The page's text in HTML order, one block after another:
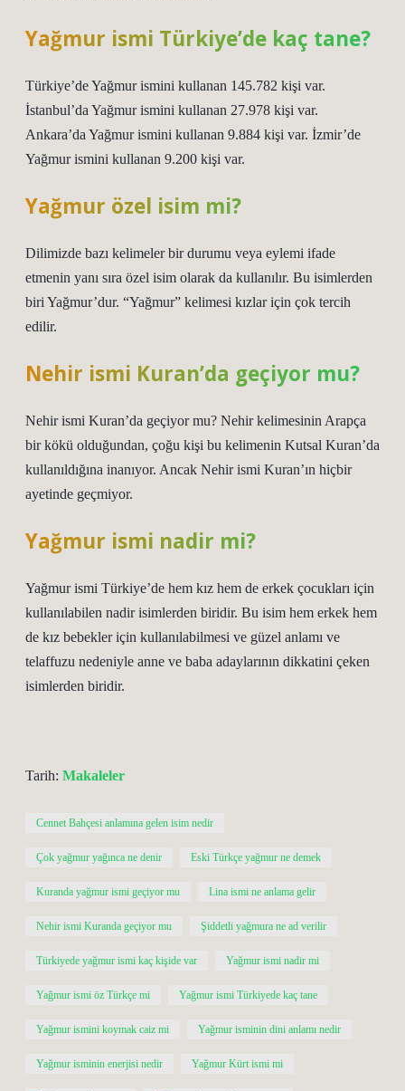
Yağmur ismi Türkiye’de kaç tane?
Türkiye’de Yağmur ismini kullanan 145.782 kişi var.
İstanbul’da Yağmur ismini kullanan 27.978 kişi var.
Ankara’da Yağmur ismini kullanan 9.884 kişi var. İzmir’de
Yağmur ismini kullanan 9.200 kişi var.
Yağmur özel isim mi?
Dilimizde bazı kelimeler bir durumu veya eylemi ifade
etmenin yanı sıra özel isim olarak da kullanılır. Bu isimlerden
biri Yağmur’dur. “Yağmur” kelimesi kızlar için çok tercih
edilir.
Nehir ismi Kuran’da geçiyor mu?
Nehir ismi Kuran’da geçiyor mu? Nehir kelimesinin Arapça
bir kökü olduğundan, çoğu kişi bu kelimenin Kutsal Kuran’da
kullanıldığına inanıyor. Ancak Nehir ismi Kuran’ın hiçbir
ayetinde geçmiyor.
Yağmur ismi nadir mi?
Yağmur ismi Türkiye’de hem kız hem de erkek çocukları için
kullanılabilen nadir isimlerden biridir. Bu isim hem erkek hem
de kız bebekler için kullanılabilmesi ve güzel anlamı ve
telaffuzu nedeniyle anne ve baba adaylarının dikkatini çeken
isimlerden biridir.
Tarih: Makaleler
Cennet Bahçesi anlamına gelen isim nedir
Çok yağmur yağınca ne denir Eski Türkçe yağmur ne demek
Kuranda yağmur ismi geçiyor mu Lina ismi ne anlama gelir
Nehir ismi Kuranda geçiyor mu Şiddetli yağmura ne ad verilir
Türkiyede yağmur ismi kaç kişide var Yağmur ismi nadir mi
Yağmur ismi öz Türkçe mi Yağmur ismi Türkiyede kaç tane
Yağmur ismini koymak caiz mi Yağmur isminin dini anlamı nedir
Yağmur isminin enerjisi nedir Yağmur Kürt ismi mi